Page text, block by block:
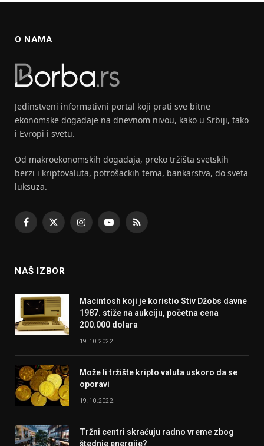
O NAMA
Jedinstveni informativni portal koji prati sve bitne
ekonomske dogadaje na dnevnom nivou, kako u Srbiji, tako
i Evropi i svetu.
Od makroekonomskih dogadaja, preko tržišta svetskih
berzi i kriptovaluta, potrošackih tema, bankarstva, do sveta
luksuza.
Facebook
X
InstagramYouTubeRSS
NAŠ IZBOR
Macintosh koji je koristio Stiv Džobs davne
1987. stiže na aukciju, početna cena
200.000 dolara
19.10.2022.
Može li tržište kripto valuta uskoro da se
oporavi
19.10.2022.
Tržni centri skraćuju radno vreme zbog
štednje energije?